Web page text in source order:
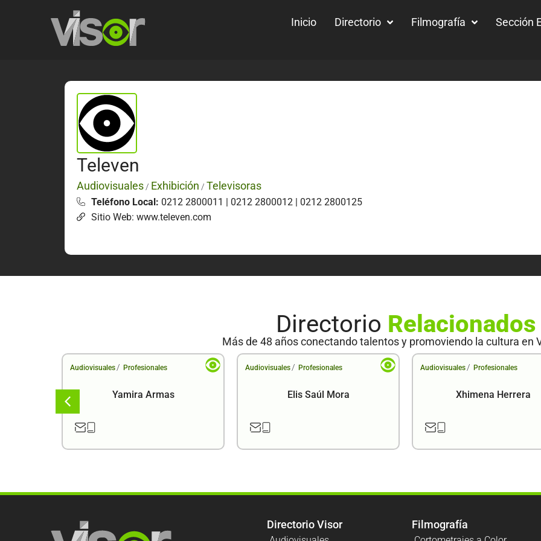
Inicio Directorio Filmografía Sección
Televen
Audiovisuales / Exhibición / Televisoras
Teléfono Local: 0212 2800011 | 0212 2800012 | 0212 2800125
Sitio Web: www.televen.com
Directorio Relacionados
Más de 48 años conectando talentos y promoviendo la cultura en
Audiovisuales / Profesionales
Yamira Armas
Audiovisuales / Profesionales
Elis Saúl Mora
Audiovisuales / Profesionales
Xhimena Herrera
Directorio Visor Filmografía